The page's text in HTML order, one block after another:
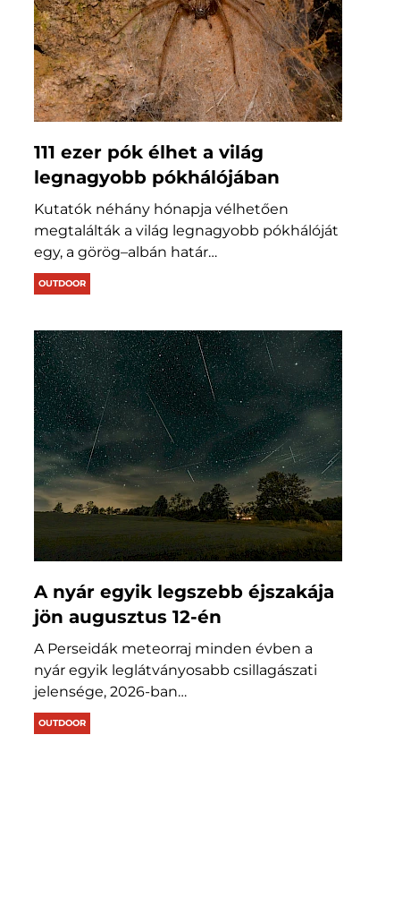
111 ezer pók élhet a világ
legnagyobb pókhálójában
Kutatók néhány hónapja vélhetően
megtalálták a világ legnagyobb pókhálóját
egy, a görög–albán határ…
OUTDOOR
A nyár egyik legszebb éjszakája
jön augusztus 12-én
A Perseidák meteorraj minden évben a
nyár egyik leglátványosabb csillagászati
jelensége, 2026-ban…
OUTDOOR